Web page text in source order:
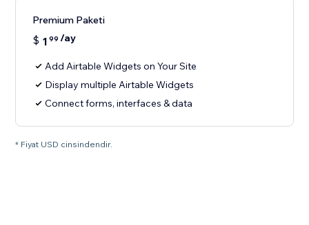
Premium Paketi
$ 1 99 /ay
Add Airtable Widgets on Your Site
Display multiple Airtable Widgets
Connect forms, interfaces & data
* Fiyat USD cinsindendir.